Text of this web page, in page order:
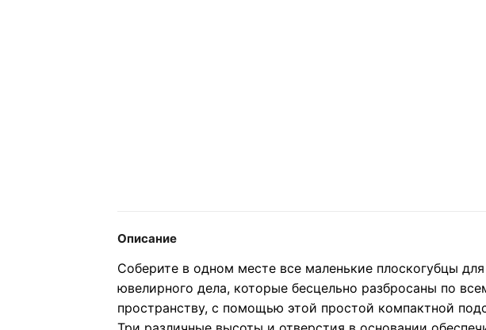
Описание
Соберите в одном месте все маленькие плоскогубцы
ювелирного дела, которые бесцельно разбросаны по
пространству, с помощью этой простой компактной